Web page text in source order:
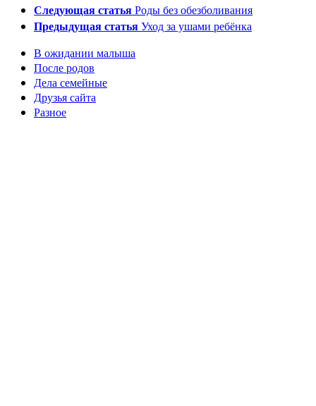
Следующая статьяРоды без обезболивания
Предыдущая статьяУход за ушами ребёнка
В ожидании малыша
После родов
Дела семейные
Друзья сайта
Разное